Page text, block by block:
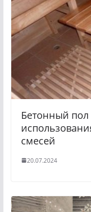
Бетонный
смесей
20.07.2024